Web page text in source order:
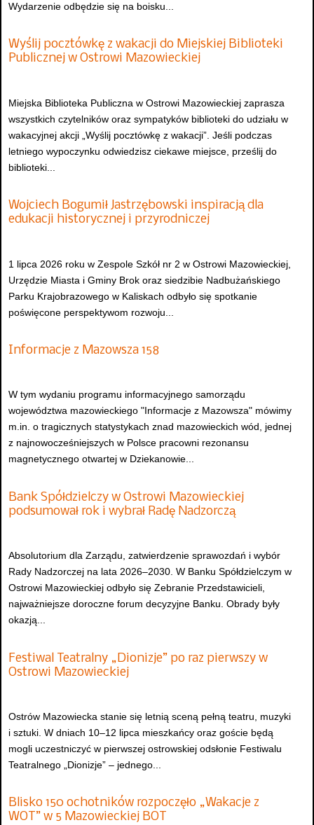
Wydarzenie odbędzie się na boisku...
Wyślij pocztówkę z wakacji do Miejskiej Biblioteki
Publicznej w Ostrowi Mazowieckiej
Miejska Biblioteka Publiczna w Ostrowi Mazowieckiej zaprasza
wszystkich czytelników oraz sympatyków biblioteki do udziału w
wakacyjnej akcji „Wyślij pocztówkę z wakacji”. Jeśli podczas
letniego wypoczynku odwiedzisz ciekawe miejsce, prześlij do
biblioteki...
Wojciech Bogumił Jastrzębowski inspiracją dla
edukacji historycznej i przyrodniczej
1 lipca 2026 roku w Zespole Szkół nr 2 w Ostrowi Mazowieckiej,
Urzędzie Miasta i Gminy Brok oraz siedzibie Nadbużańskiego
Parku Krajobrazowego w Kaliskach odbyło się spotkanie
poświęcone perspektywom rozwoju...
Informacje z Mazowsza 158
W tym wydaniu programu informacyjnego samorządu
województwa mazowieckiego "Informacje z Mazowsza" mówimy
m.in. o tragicznych statystykach znad mazowieckich wód, jednej
z najnowocześniejszych w Polsce pracowni rezonansu
magnetycznego otwartej w Dziekanowie...
Bank Spółdzielczy w Ostrowi Mazowieckiej
podsumował rok i wybrał Radę Nadzorczą
Absolutorium dla Zarządu, zatwierdzenie sprawozdań i wybór
Rady Nadzorczej na lata 2026–2030. W Banku Spółdzielczym w
Ostrowi Mazowieckiej odbyło się Zebranie Przedstawicieli,
najważniejsze doroczne forum decyzyjne Banku. Obrady były
okazją...
Festiwal Teatralny „Dionizje” po raz pierwszy w
Ostrowi Mazowieckiej
Ostrów Mazowiecka stanie się letnią sceną pełną teatru, muzyki
i sztuki. W dniach 10–12 lipca mieszkańcy oraz goście będą
mogli uczestniczyć w pierwszej ostrowskiej odsłonie Festiwalu
Teatralnego „Dionizje” – jednego...
Blisko 150 ochotników rozpoczęło „Wakacje z
WOT” w 5 Mazowieckiej BOT